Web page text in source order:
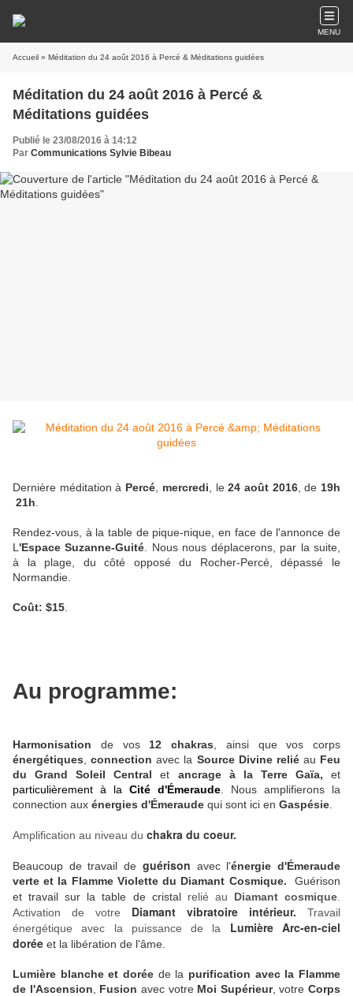
MENU
Accueil » Méditation du 24 août 2016 à Percé & Méditations guidées
Méditation du 24 août 2016 à Percé &
Méditations guidées
Publié le 23/08/2016 à 14:12
Par Communications Sylvie Bibeau
Dernière méditation à Percé mercredi , le24 août 2016, de 19h
21h
Rendez-vous, à la table de pique-nique, en face de l'annonce de
L 'Espace Suzanne-Guité . Nous nous déplacerons, par la suite,
à la plage, du côté opposé du Rocher-Percé, dépassé le
Normandie.
Coût: $15
Au programme:
Harmonisation de vos12 chakras , ainsi que vos corps
énergétiques ,connection avec la Source Divine relié au Feu
du Grand Soleil Central et ancrage à la Terre Gaïa,et
particulièrement à la Cité d'Émeraude
Nous amplifierons la
connection aux énergies d'Émeraude qui sont ici en Gaspésie
Amplification au niveau du chakra du coeur.
Beaucoup de travail de guérison avec l'énergie d'Émeraude
verte et la Flamme Violette du Diamant Cosmique. Guérison
et travail sur la table de cristalrelié au Diamant cosmique
Activation de votre Diamant vibratoire intérieur.
Travail
énergétique avec la puissance de la
Lumière Arc-en-ciel
dorée et la libération de l'âme.
Lumière blanche et dorée de la purification avec la Flamme
de l'Ascension
Fusion avec votre Moi Supérieur, votre Corps